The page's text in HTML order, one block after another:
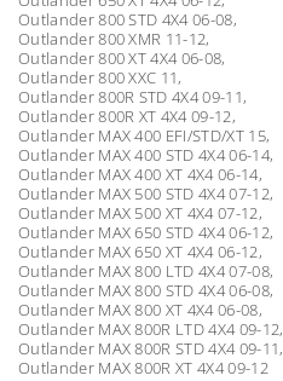
Outlander 800 STD 4X4 06-08,
Outlander 800 XMR 11-12,
Outlander 800 XT 4X4 06-08,
Outlander 800 XXC 11,
Outlander 800R STD 4X4 09-11,
Outlander 800R XT 4X4 09-12,
Outlander MAX 400 EFI/STD/XT 15,
Outlander MAX 400 STD 4X4 06-14,
Outlander MAX 400 XT 4X4 06-14,
Outlander MAX 500 STD 4X4 07-12,
Outlander MAX 500 XT 4X4 07-12,
Outlander MAX 650 STD 4X4 06-12,
Outlander MAX 650 XT 4X4 06-12,
Outlander MAX 800 LTD 4X4 07-08,
Outlander MAX 800 STD 4X4 06-08,
Outlander MAX 800 XT 4X4 06-08,
Outlander MAX 800R LTD 4X4 09-12,
Outlander MAX 800R STD 4X4 09-11,
Outlander MAX 800R XT 4X4 09-12